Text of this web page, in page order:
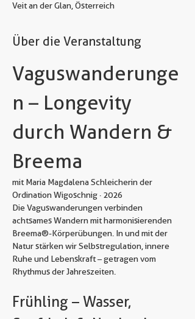
Veit an der Glan, Österreich
Über die Veranstaltung
Vaguswanderunge
n – Longevity
durch Wandern &
Breema
mit Maria Magdalena Schleicherin der
Ordination Wigoschnig · 2026
Die Vaguswanderungen verbinden
achtsames Wandern mit  harmonisierenden
Breema®-Körperübungen. In und mit der
Natur stärken wir Selbstregulation, innere
Ruhe und Lebenskraft – getragen vom
Rhythmus der Jahreszeiten.
Frühling – Wasser,